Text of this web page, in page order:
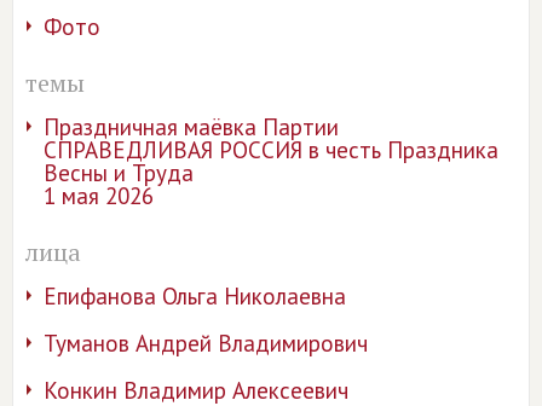
Фото
темы
Праздничная маëвка Партии
СПРАВЕДЛИВАЯ РОССИЯ в честь Праздника
Весны и Труда
1 мая 2026
лица
Епифанова Ольга Николаевна
Туманов Андрей Владимирович
Конкин Владимир Алексеевич